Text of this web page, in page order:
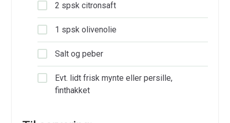
2 spsk citronsaft
1 spsk olivenolie
Salt og peber
Evt. lidt frisk mynte eller persille,
finthakket